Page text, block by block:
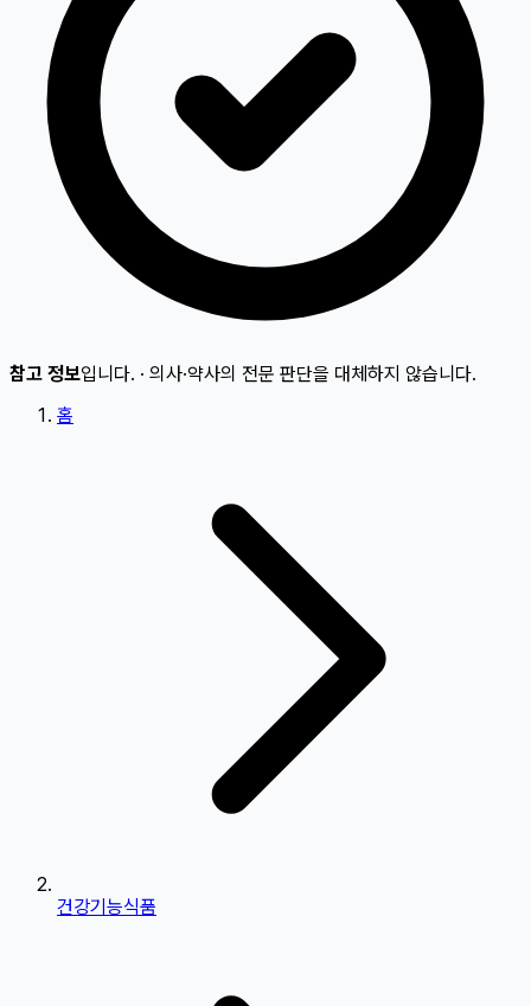
참고 정보입니다. · 의사·약사의 전문 판단을 대체하지 않습니다.
홈
건강기능식품